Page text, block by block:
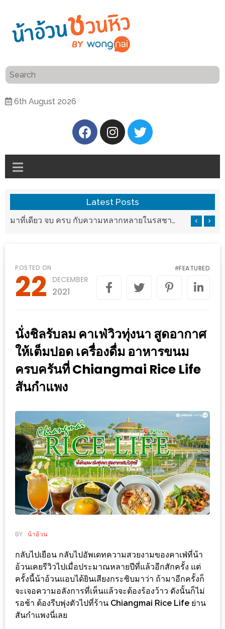
6th August 2026
แนะนำ
อ้วน
ความ
เป็น
ศิริ
ปัน
นาฯ
เชียงใหม่
เล่น
กัน
ฐานะ
อะไร
…
งาน
ครบ
ครั้ง
ช้อป
ชิ
ลล์
ชิม
ที่
FESTIVAL
10
ร้าน
พ่อ
Latest Posts
แวะมาชิลยามเย็น กับจุดเช็คอินชมวิวดอยสุเทพสุดฟิน เครื่องดื่มและอาหารครบครันที่ Pool House
POSTED ON
22 DECEMBER
2021
#FEATURED
นั่งชิลรับลม คาเฟ่วิวทุ่งนา สูดอากาศ
ให้เต็มปอด เครื่องดื่ม อาหารขนม
ครบครันที่ Chiangmai Rice Life
สันกำแพง
BY น้าอ้วน
กลับไปเยือน กลับไปอัพเดทความสวยงามของคาเฟ่ที่น้า
อ้วนเคยรีวิวไปเมื่อประมาณหลายปีที่แล้วอีกสักครั้ง แต่
ครั้งนี้น้าอ้วนแอบได้ยินเสียงกระซิบมาว่า ถ้ามาอีกครั้งก็
จะเจอความอลังการที่เห็นแล้วจะต้องร้องว้าว ดังนั้นก็ไม่
รอช้า ต้องรีบพุ่งตัวไปที่ร้าน Chiangmai Rice Life ย่าน
สันกำแพงนี่เลย